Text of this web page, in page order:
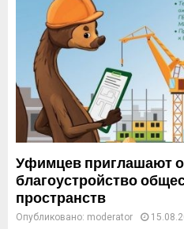
Уфимцев приглашают
благоустройство
пространств
Опубликовано: moderator